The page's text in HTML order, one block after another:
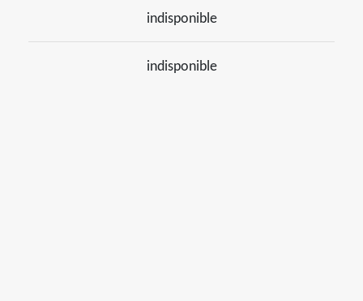
indisponible
indisponible